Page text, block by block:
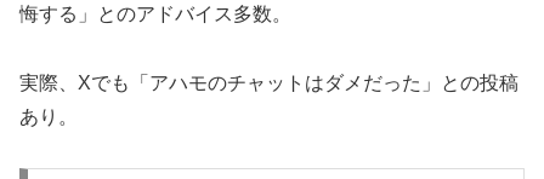
悔する」とのアドバイス多数。
実際、Xでも「アハモのチャットはダメだった」との投稿
あり。